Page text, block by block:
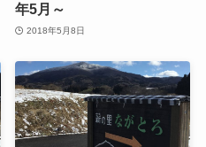
年5月～
2018年5月8日